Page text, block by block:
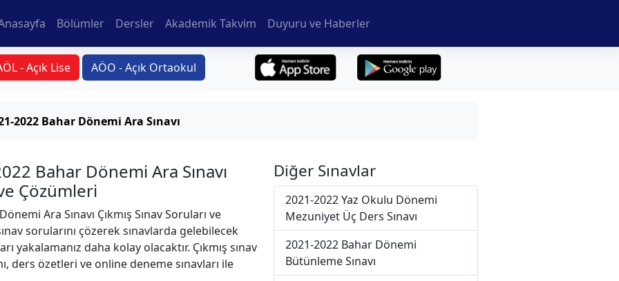
Bölümler Dersler Akademik Takvim Duyuru ve Haberler
- Açık Lise AÖO - Açık Ortaokul
2022 Bahar Dönemi Ara Sınavı
Bahar Dönemi Ara Sınavı
Çözümleri
Ara Sınavı Çıkmış Sınav Soruları ve
sorularını çözerek sınavlarda gelebilecek
yakalamanız daha kolay olacaktır. Çıkmış sınav
ders özetleri ve online deneme sınavları ile
Diğer Sınavlar
2021-2022 Yaz Okulu Dönemi
Mezuniyet Üç Ders Sınavı
2021-2022 Bahar Dönemi
Bütünleme Sınavı